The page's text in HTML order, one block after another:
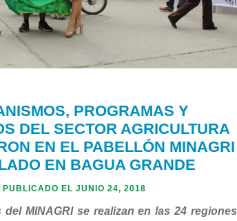
PROGRAMAS Y
DEL SECTOR AGRICULTURA
EN EL PABELLÓN MINAGRI
EN BAGUA GRANDE
PUBLICADO ELJUNIO 24, 2018
del MINAGRI se realizan en las 24 regiones